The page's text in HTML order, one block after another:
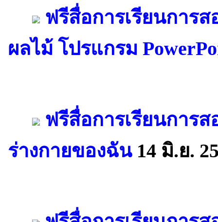
ฟรีสื่อการเรียนการ
ผลไม้ โปรแกรม
ฟรีสื่อการเรียนการ
ร่างกายของฉัน14 มิ.ย.